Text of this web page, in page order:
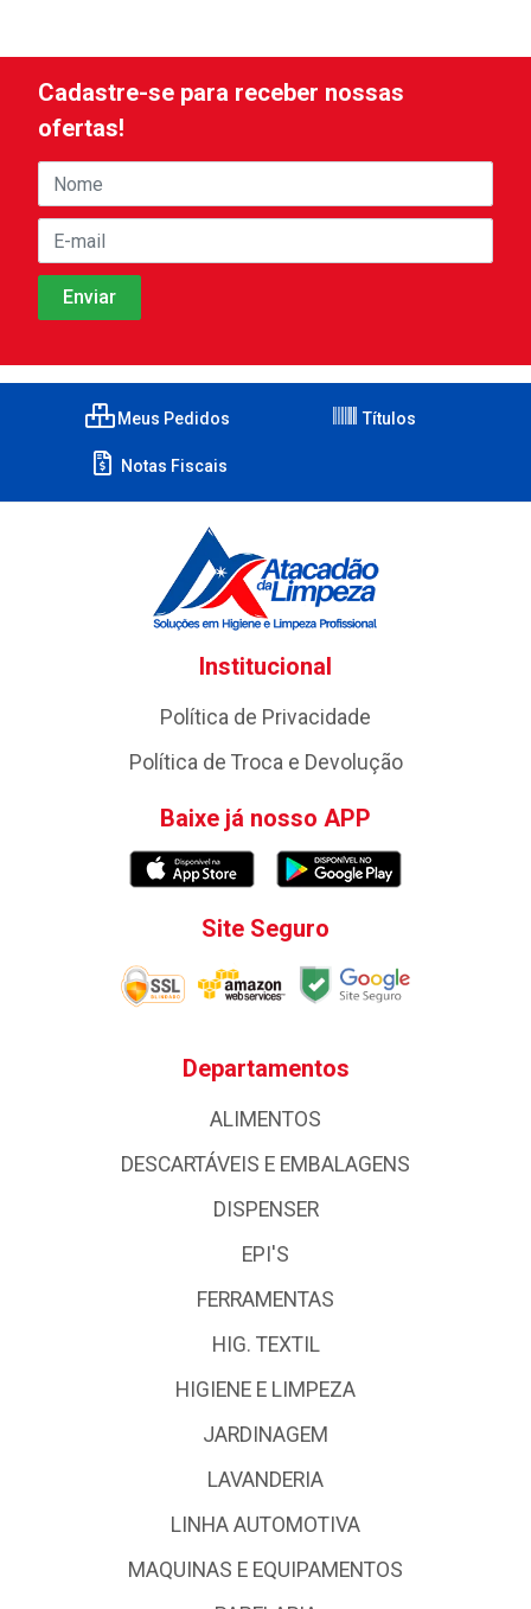
Cadastre-se para receber nossas
ofertas!
Meus Pedidos Títulos
Notas Fiscais
Institucional
Política de Privacidade
Política de Troca e Devolução
Baixe já nosso APP
Site Seguro
Departamentos
ALIMENTOS
DESCARTÁVEIS E EMBALAGENS
DISPENSER
EPI'S
FERRAMENTAS
HIG. TEXTIL
HIGIENE E LIMPEZA
JARDINAGEM
LAVANDERIA
LINHA AUTOMOTIVA
MAQUINAS E EQUIPAMENTOS